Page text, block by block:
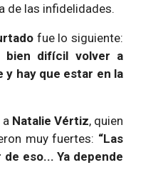
de las infidelidades.
fue lo siguiente:
bien difícil volver a
y hay que estar en la
Natalie Vértiz, quien
muy fuertes: “Las
eso... Ya depende